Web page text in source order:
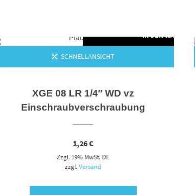
IN DEN
SCHNELLANSICHT
XGE 08 LR 1/4″ WD vz
Einschraubverschraubung
1,26€
Zzgl. 19% MwSt. DE
zzgl.Versand